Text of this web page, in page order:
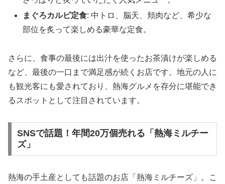
まぐろカルビ定食: 中トロ、脳天、頬肉など、希少な
部位を炙って楽しめる豪華な定食。
さらに、食事の最後には出汁を使ったお茶漬けが楽しめる
など、最後の一口まで満足感が続くお店です。地元の人に
も観光客にも愛されており、熱海グルメを存分に堪能でき
るスポットとして注目されています。
SNSで話題！年間20万個売れる「熱海ミルチー
ズ」
熱海の手土産としても話題のお店「熱海ミルチーズ」。こ